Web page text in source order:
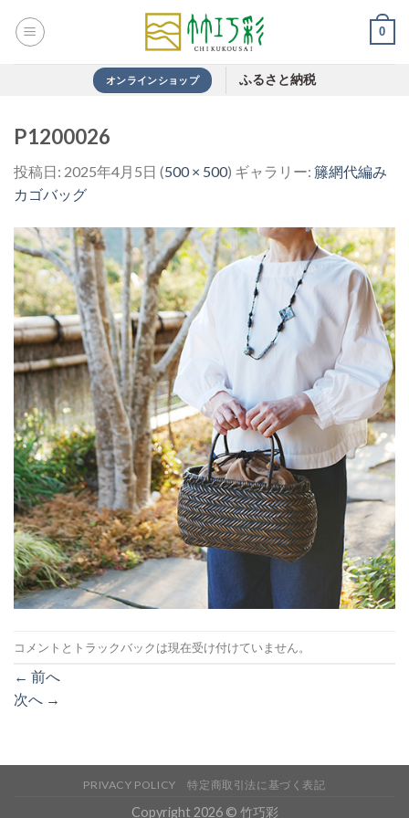
0
オンラインショップ ふるさと納税
P1200026
投稿日: 2025年4月5日 (500 × 500) ギャラリー: 籐網代編み
カゴバッグ
コメントとトラックバックは現在受け付けていません。
← 前へ
次へ →
PRIVACY POLICY 特定商取引法に基づく表記
Copyright 2026 © 竹巧彩